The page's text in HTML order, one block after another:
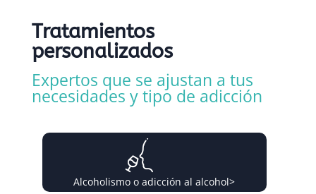
Tratamientos
personalizados
Expertos que se ajustan a tus
necesidades y tipo de adicción
Alcoholismo o adicción al alcohol>